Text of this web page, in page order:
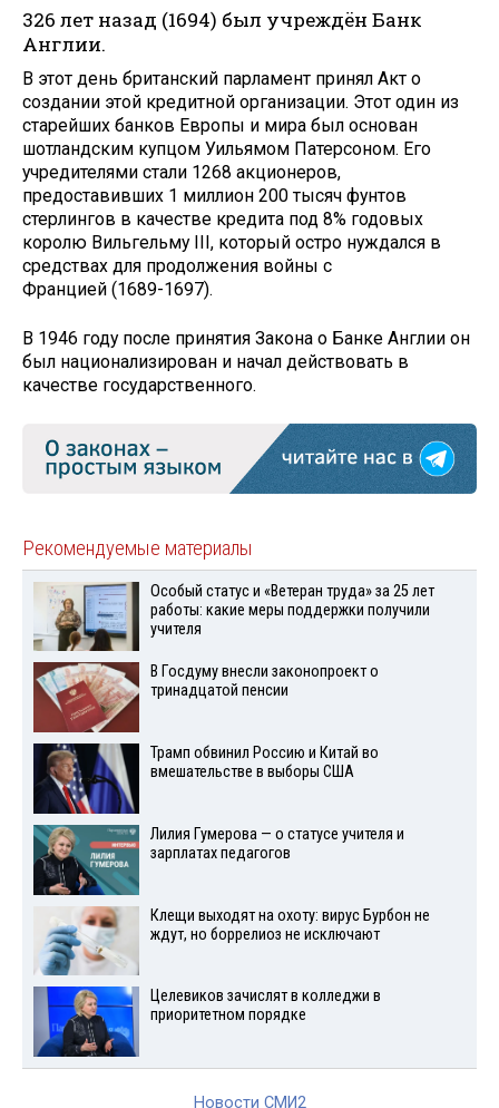
326 лет назад (1694) был учреждён Банк
Англии.
В этот день британский парламент принял Акт о
создании этой кредитной организации. Этот один из
старейших банков Европы и мира был основан
шотландским купцом Уильямом Патерсоном. Его
учредителями стали 1268 акционеров,
предоставивших 1 миллион 200 тысяч фунтов
стерлингов в качестве кредита под 8% годовых
королю Вильгельму III, который остро нуждался в
средствах для продолжения войны с
Францией (1689-1697).
В 1946 году после принятия Закона о Банке Англии он
был национализирован и начал действовать в
качестве государственного.
Рекомендуемые материалы
Особый статус и «Ветеран труда» за 25 лет
работы: какие меры поддержки получили
учителя
В Госдуму внесли законопроект о
тринадцатой пенсии
Трамп обвинил Россию и Китай во
вмешательстве в выборы США
Лилия Гумерова — о статусе учителя и
зарплатах педагогов
Клещи выходят на охоту: вирус Бурбон не
ждут, но боррелиоз не исключают
Целевиков зачислят в колледжи в
приоритетном порядке
Новости СМИ2